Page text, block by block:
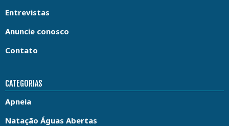
Entrevistas
Anuncie conosco
Contato
CATEGORIAS
Apneia
Natação Águas Abertas